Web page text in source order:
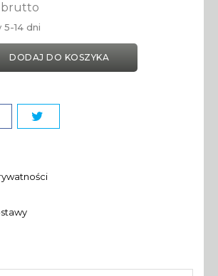
brutto
14 dni
DODAJ DO KOSZYKA